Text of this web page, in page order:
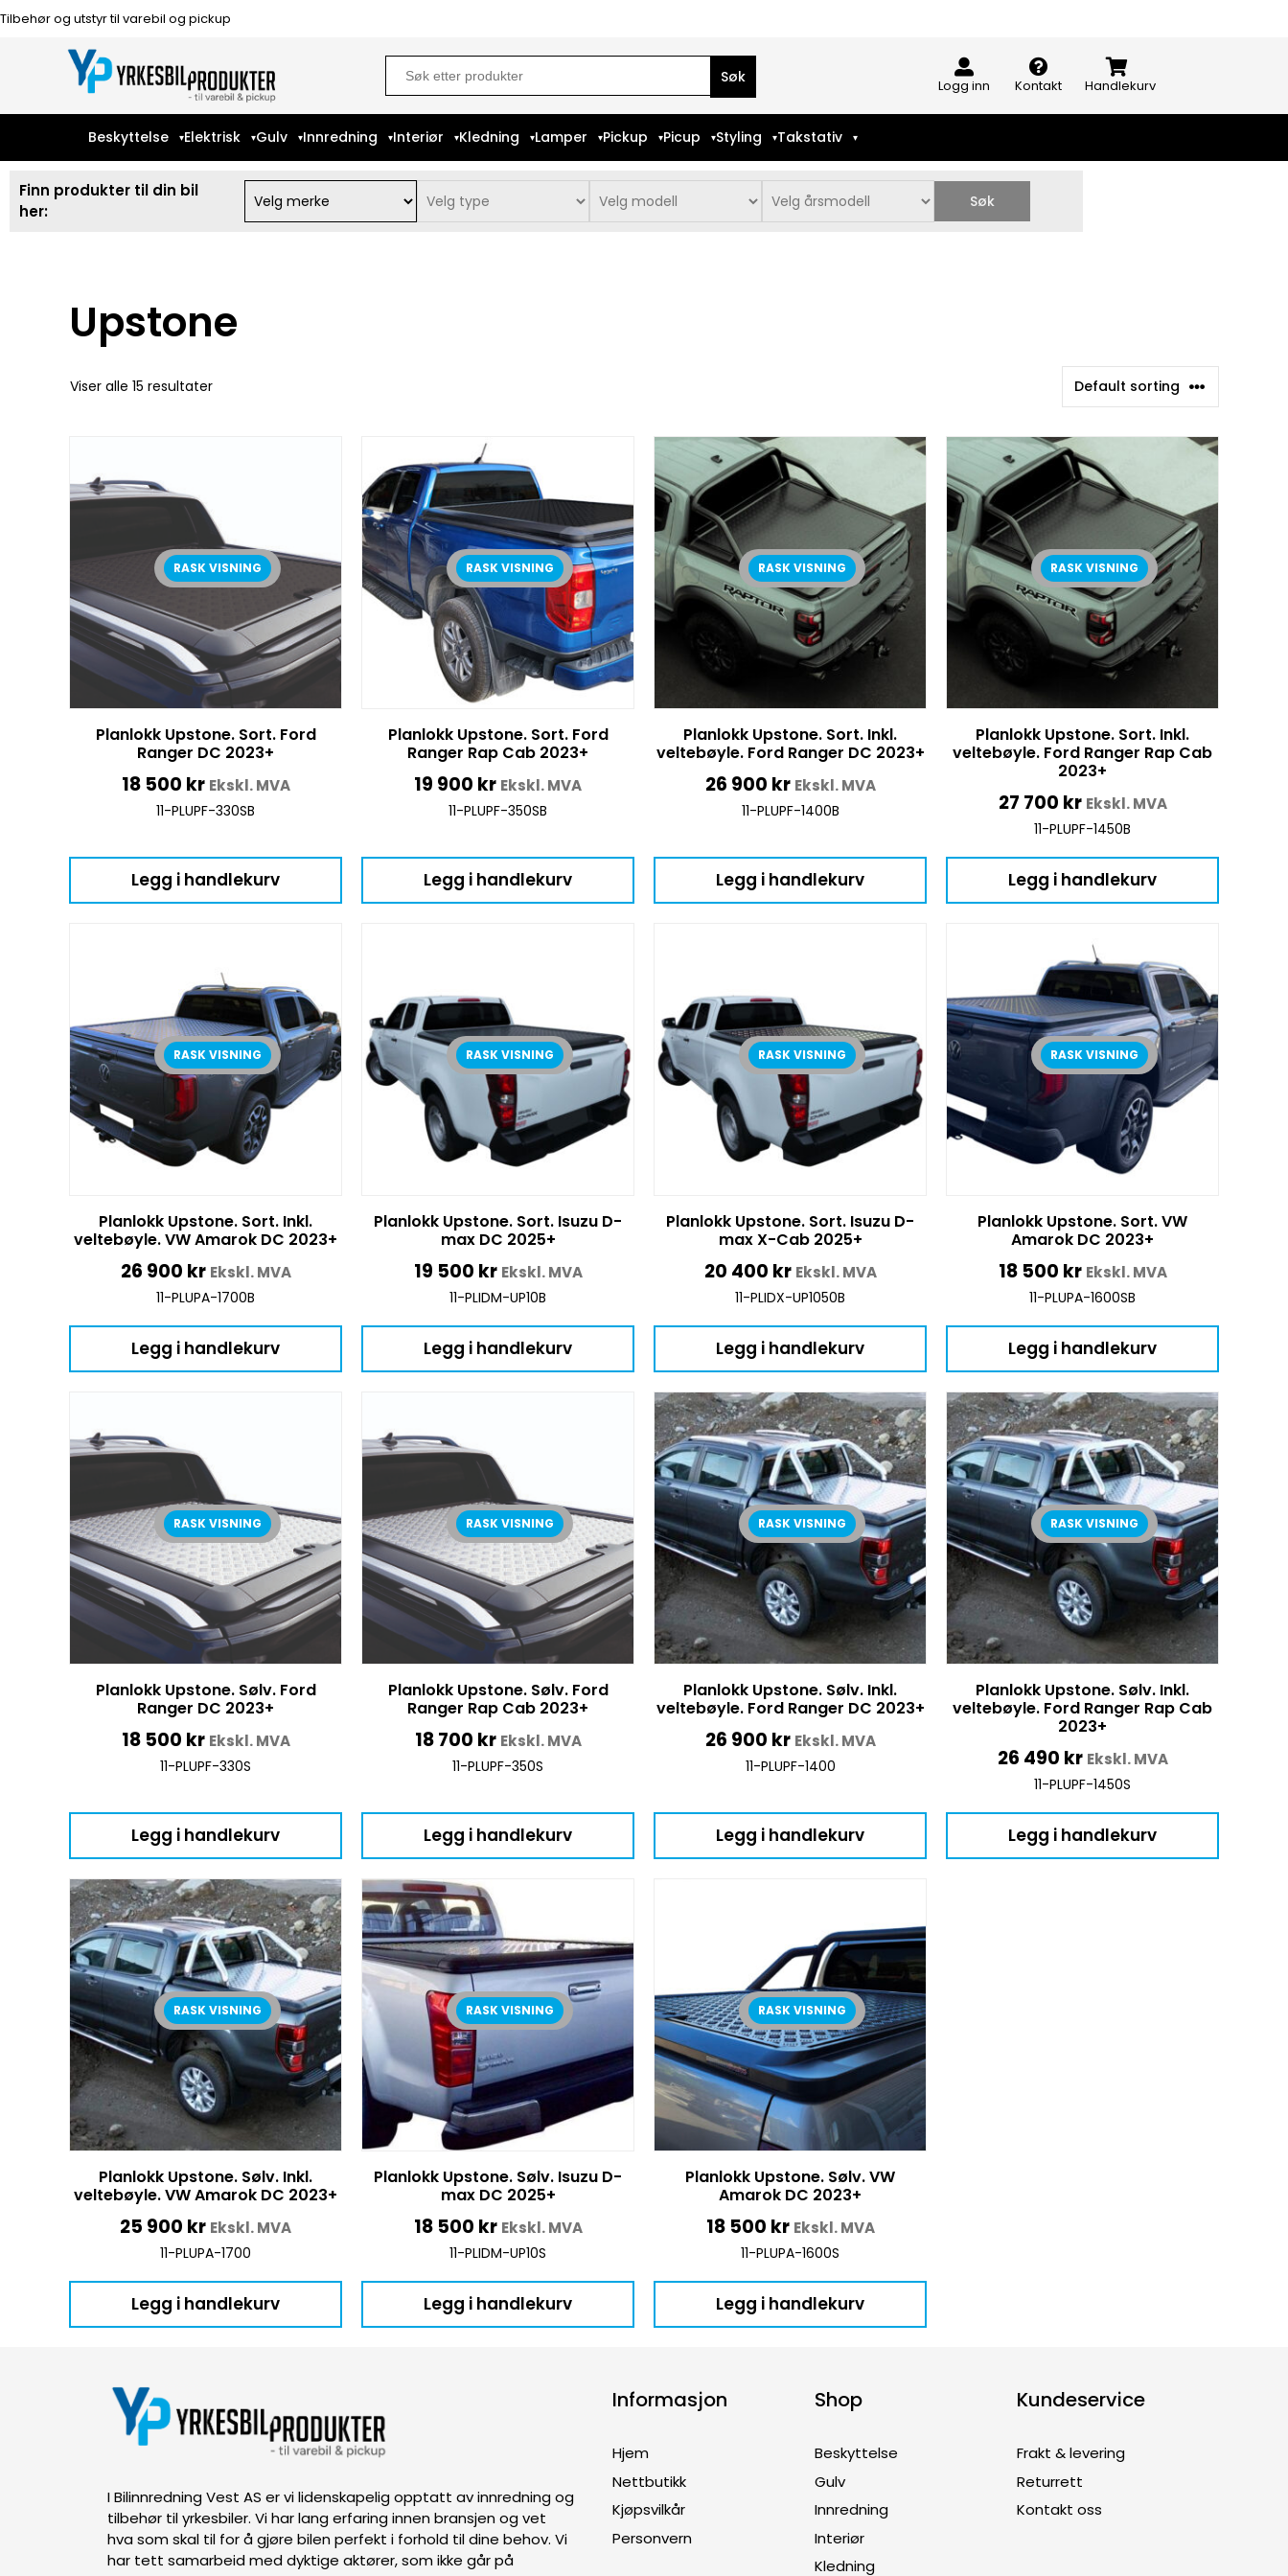
Tilbehør og utstyr til varebil og pickup
Search
for: Logg inn Kontakt Handlekurv
Beskyttelse Elektrisk Gulv Innredning Interiør Kledning Lamper Pickup Picup Styling Takstativ
Finn produkter til din bil
her:
Søk
Upstone
Viser alle 15 resultater
RASK VISNING
Planlokk Upstone. Sort. Ford
Ranger DC 2023+
18 500 kr Ekskl. MVA
11-PLUPF-330SB
Legg i handlekurv
RASK VISNING
Planlokk Upstone. Sort. Ford
Ranger Rap Cab 2023+
19 900 kr Ekskl. MVA
11-PLUPF-350SB
Legg i handlekurv
RASK VISNING
Planlokk Upstone. Sort. Inkl.
veltebøyle. Ford Ranger DC 2023+
26 900 kr Ekskl. MVA
11-PLUPF-1400B
Legg i handlekurv
RASK VISNING
Planlokk Upstone. Sort. Inkl.
veltebøyle. Ford Ranger Rap Cab
2023+
27 700 kr Ekskl. MVA
11-PLUPF-1450B
Legg i handlekurv
RASK VISNING
Planlokk Upstone. Sort. Inkl.
veltebøyle. VW Amarok DC 2023+
26 900 kr Ekskl. MVA
11-PLUPA-1700B
Legg i handlekurv
RASK VISNING
Planlokk Upstone. Sort. Isuzu D-
max DC 2025+
19 500 kr Ekskl. MVA
11-PLIDM-UP10B
Legg i handlekurv
RASK VISNING
Planlokk Upstone. Sort. Isuzu D-
max X-Cab 2025+
20 400 kr Ekskl. MVA
11-PLIDX-UP1050B
Legg i handlekurv
RASK VISNING
Planlokk Upstone. Sort. VW
Amarok DC 2023+
18 500 kr Ekskl. MVA
11-PLUPA-1600SB
Legg i handlekurv
RASK VISNING
Planlokk Upstone. Sølv. Ford
Ranger DC 2023+
18 500 kr Ekskl. MVA
11-PLUPF-330S
Legg i handlekurv
RASK VISNING
Planlokk Upstone. Sølv. Ford
Ranger Rap Cab 2023+
18 700 kr Ekskl. MVA
11-PLUPF-350S
Legg i handlekurv
RASK VISNING
Planlokk Upstone. Sølv. Inkl.
veltebøyle. Ford Ranger DC 2023+
26 900 kr Ekskl. MVA
11-PLUPF-1400
Legg i handlekurv
RASK VISNING
Planlokk Upstone. Sølv. Inkl.
veltebøyle. Ford Ranger Rap Cab
2023+
26 490 kr Ekskl. MVA
11-PLUPF-1450S
Legg i handlekurv
RASK VISNING
Planlokk Upstone. Sølv. Inkl.
veltebøyle. VW Amarok DC 2023+
25 900 kr Ekskl. MVA
11-PLUPA-1700
Legg i handlekurv
RASK VISNING
Planlokk Upstone. Sølv. Isuzu D-
max DC 2025+
18 500 kr Ekskl. MVA
11-PLIDM-UP10S
Legg i handlekurv
RASK VISNING
Planlokk Upstone. Sølv. VW
Amarok DC 2023+
18 500 kr Ekskl. MVA
11-PLUPA-1600S
Legg i handlekurv
I Bilinnredning Vest AS er vi lidenskapelig opptatt av innredning og
tilbehør til yrkesbiler. Vi har lang erfaring innen bransjen og vet
hva som skal til for å gjøre bilen perfekt i forhold til dine behov. Vi
har tett samarbeid med dyktige aktører, som ikke går på
Informasjon
Hjem
Nettbutikk
Kjøpsvilkår
Personvern
Shop
Beskyttelse
Gulv
Innredning
Interiør
Kledning
Kundeservice
Frakt & levering
Returrett
Kontakt oss